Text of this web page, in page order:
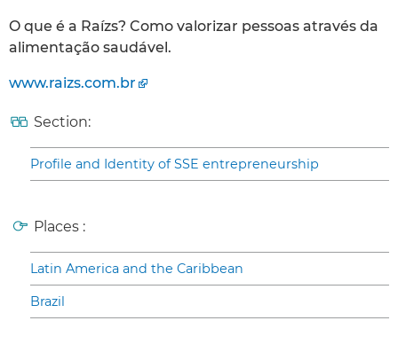
O que é a Raízs? Como valorizar pessoas através da
alimentação saudável.
www.raizs.com.br
Section:
Profile and Identity of SSE entrepreneurship
Places :
Latin America and the Caribbean
Brazil